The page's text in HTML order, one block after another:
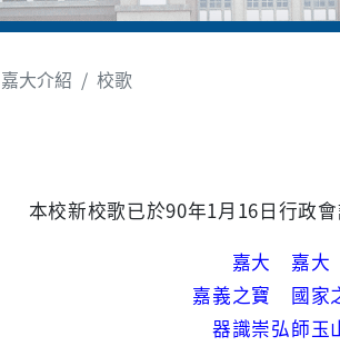
嘉大介紹 校歌
本校新校歌已於90年1月16日行政
嘉大 嘉大
嘉義之寶 國家
器識崇弘師玉